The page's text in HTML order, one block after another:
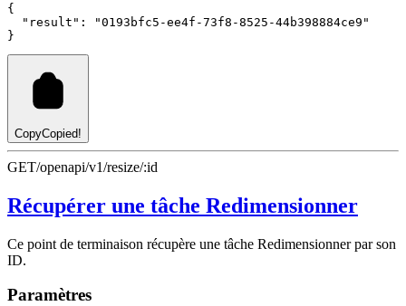
{
"result" :
"0193bfc5-ee4f-73f8-8525-44b398884ce9"
}
CopyCopied!
GET/openapi/v1/resize/:id
Récupérer une tâche Redimensionner
Ce point de terminaison récupère une tâche Redimensionner par son
ID.
Paramètres